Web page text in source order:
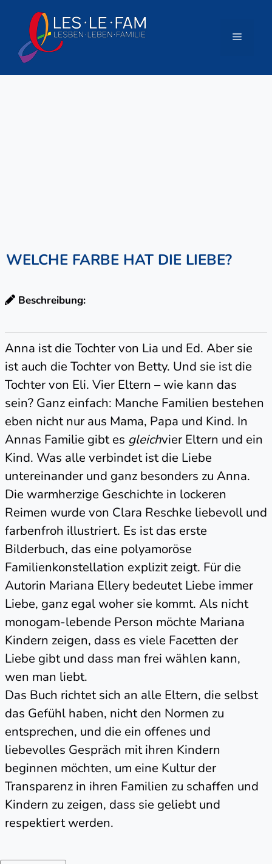
springen
Menü
WELCHE FARBE HAT DIE LIEBE?
Beschreibung:
Anna ist die Tochter von Lia und Ed. Aber sie
ist auch die Tochter von Betty. Und sie ist die
Tochter von Eli. Vier Eltern – wie kann das
sein? Ganz einfach: Manche Familien bestehen
eben nicht nur aus Mama, Papa und Kind. In
Annas Familie gibt es gleichvier Eltern und ein
Kind. Was alle verbindet ist die Liebe
untereinander und ganz besonders zu Anna.
Die warmherzige Geschichte in lockeren
Reimen wurde von Clara Reschke liebevoll und
farbenfroh illustriert. Es ist das erste
Bilderbuch, das eine polyamoröse
Familienkonstellation explizit zeigt. Für die
Autorin Mariana Ellery bedeutet Liebe immer
Liebe, ganz egal woher sie kommt. Als nicht
monogam-lebende Person möchte Mariana
Kindern zeigen, dass es viele Facetten der
Liebe gibt und dass man frei wählen kann,
wen man liebt.
Das Buch richtet sich an alle Eltern, die selbst
das Gefühl haben, nicht den Normen zu
entsprechen, und die ein offenes und
liebevolles Gespräch mit ihren Kindern
beginnen möchten, um eine Kultur der
Transparenz in ihren Familien zu schaffen und
Kindern zu zeigen, dass sie geliebt und
respektiert werden.